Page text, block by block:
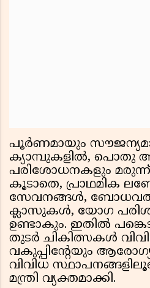
പൂര്‍ണമായും
ക്യാമ്പുകളില്‍, പൊതു
പരിശോധനകളും
കൂടാതെ, പ്രാഥമിക
സേവനങ്ങള്‍,
ക്ലാസുകള്‍, യോഗ
ഉണ്ടാകും. ഇതില്‍
തുടര്‍ ചികിത്സകള്‍
വകുപ്പിന്റേയും
വിവിധ
മന്ത്രി വ്യക്തമാക്കി.